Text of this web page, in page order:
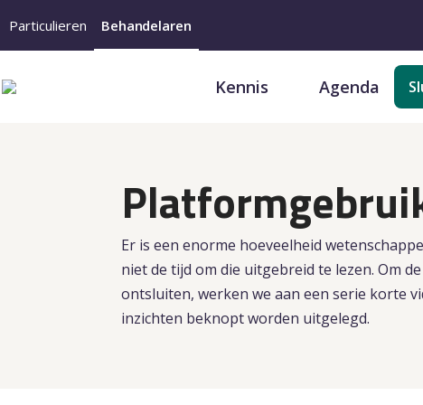
Particulieren Behandelaren
Kennis Agenda
Er is een enorme hoeveelheid
niet de tijd om die uitgebreid te lezen. Om
ontsluiten, werken we aan een serie korte
inzichten beknopt worden uitgelegd.